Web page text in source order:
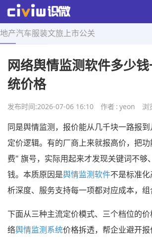
地产汽车服装文旅 上市公关
首页 > 舆情导航 > 正文
网络舆情监测软件多少
统价格
发布时间:2026-07-06 16:10 作者 : yeon 浏
同是舆情监测，报价能从几千块一路报
定价逻辑。有的厂商上来就报高价，把
费" 旗号，实际用起来才发现关键词不
钱。本质原因是舆情监测软件不是标准
析深度、服务支持每一项都对应成本，组
下面从三种主流定价模式、三个档位的
络舆情监测系统价格拆透，帮企业避开报